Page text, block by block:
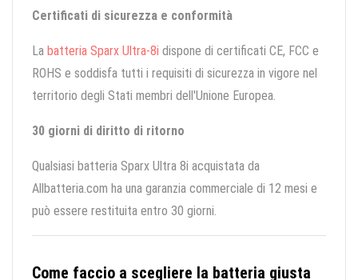
Certificati di sicurezza e conformità
La batteria Sparx Ultra-8i dispone di certificati CE, FCC e
ROHS e soddisfa tutti i requisiti di sicurezza in vigore nel
territorio degli Stati membri dell'Unione Europea.
30 giorni di diritto di ritorno
Qualsiasi batteria Sparx Ultra 8i acquistata da
Allbatteria.com ha una garanzia commerciale di 12 mesi e
può essere restituita entro 30 giorni.
Come faccio a scegliere la batteria giusta